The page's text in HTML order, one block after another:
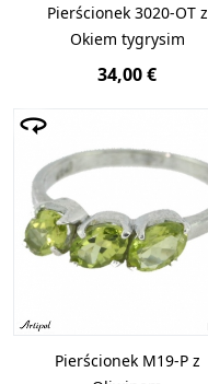
Pierścionek 3020-OT z
Okiem tygrysim
34,00 €
Pierścionek M19-P z